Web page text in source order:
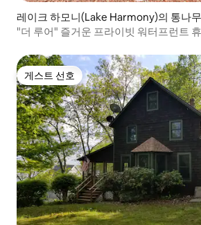
레이크 하모니(Lake Harmony)의 통나
"더 루어" 즐거운 프라이빗 워터프런트
게스트 선호
게스트 선호